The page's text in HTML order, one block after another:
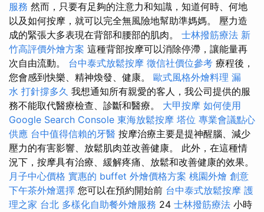
服務 然而，只要有足夠的注意力和知識，知道何時、何地
以及如何按摩，就可以完全無風險地幫助準媽媽。 壓力造
成的緊張大多表現在背部和腰部的肌肉。 士林撥筋療法 新
竹高評價外燴方案 這種背部按摩可以消除停滯，讓能量再
次自由流動。 台中泰式放鬆按摩 徵信社價位參考 療程後，
您會感到快樂、精神煥發、健康。 歐式風格外燴料理 漏
水 打針撐多久 我想通知所有親愛的客人，我公司提供的服
務不能取代醫療檢查、診斷和醫療。 大甲按摩 如何使用
Google Search Console 東海放鬆按摩 塔位 專業會議點心
供應 台中值得信賴的牙醫 按摩治療主要是提神醒腦、減少
壓力的有害影響、放鬆肌肉並改善健康。 此外，在這種情
況下，按摩具有治療、緩解疼痛、放鬆和改善健康的效果。
月子中心價格 實惠的 buffet 外燴價格方案 桃園外燴 創意
下午茶外燴選擇 您可以在預約開始前 台中泰式放鬆按摩 護
理之家 台北 多樣化自助餐外燴服務 24 士林撥筋療法 小時